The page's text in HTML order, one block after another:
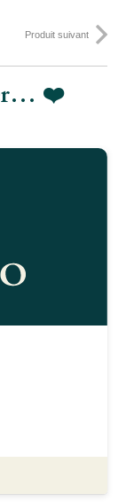
Produit suivant
❤️